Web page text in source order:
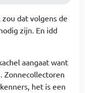
dat volgens de
zijn. En idd
aangaat want
Zonnecollectoren
het is een